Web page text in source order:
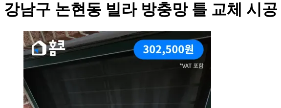
강남구 논현동 빌라 방충망 틀 교체 시공